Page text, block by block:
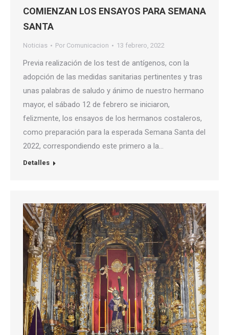
COMIENZAN LOS ENSAYOS PARA SEMANA
SANTA
Noticias Por Comunicacion 13 febrero, 2022
Previa realización de los test de antígenos, con la
adopción de las medidas sanitarias pertinentes y tras
unas palabras de saludo y ánimo de nuestro hermano
mayor, el sábado 12 de febrero se iniciaron,
felizmente, los ensayos de los hermanos costaleros,
como preparación para la esperada Semana Santa del
2022, correspondiendo este primero a la…
Detalles